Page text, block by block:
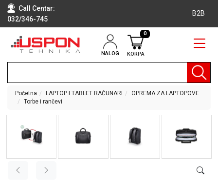
Call Centar:
032/346-745
B2B
NALOG KORPA
0
RAČUNARI
TEHNIKA
KLIME I
DODATNA
Početna LAPTOP I TABLET RAČUNARI
OPREMA ZA LAPTOPOVE
Torbe i rančevi